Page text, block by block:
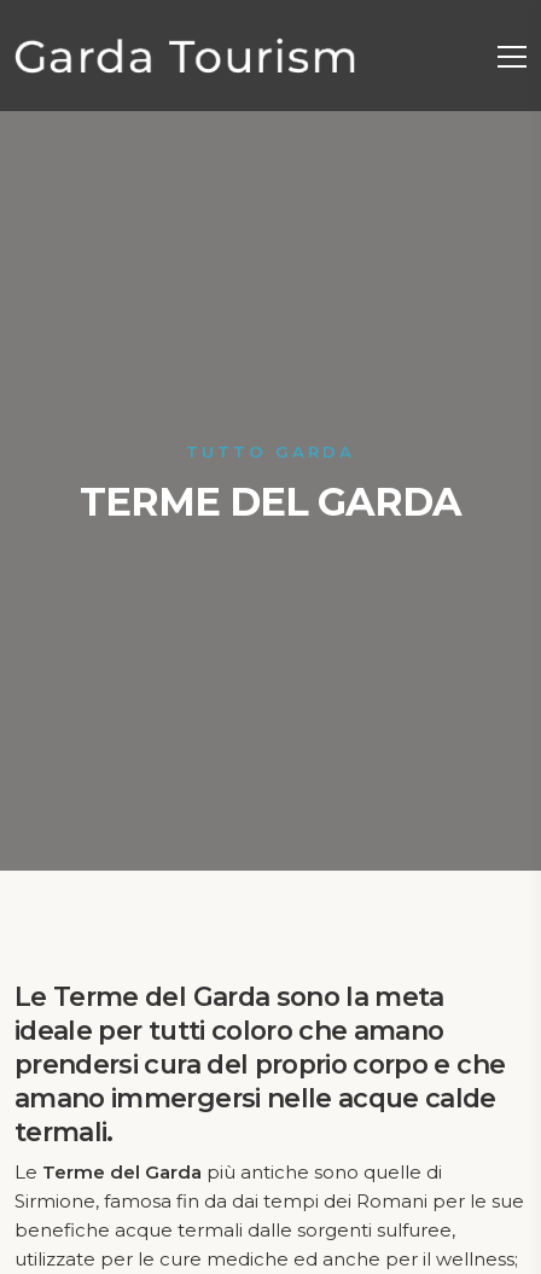
TUTTO GARDA
TERME DEL GARDA
Le Terme del Garda sono la meta
ideale per tutti coloro che amano
prendersi cura del proprio corpo e che
amano immergersi nelle acque calde
termali.
Le Terme del Garda più antiche sono quelle di
Sirmione, famosa fin da dai tempi dei Romani per le sue
benefiche acque termali dalle sorgenti sulfuree,
utilizzate per le cure mediche ed anche per il wellness;